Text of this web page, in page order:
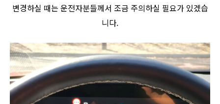
변경하실 때는 운전자분들께서 조금 주의하실 필요가 있겠습
니다.